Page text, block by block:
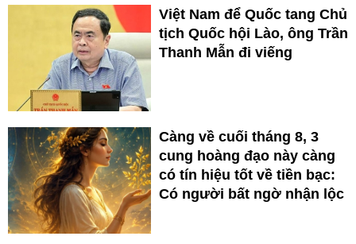
Việt Nam để Quốc tang Chủ
tịch Quốc hội Lào, ông Trần
Thanh Mẫn đi viếng
Càng về cuối tháng 8, 3
cung hoàng đạo này càng
có tín hiệu tốt về tiền bạc:
Có người bất ngờ nhận lộc